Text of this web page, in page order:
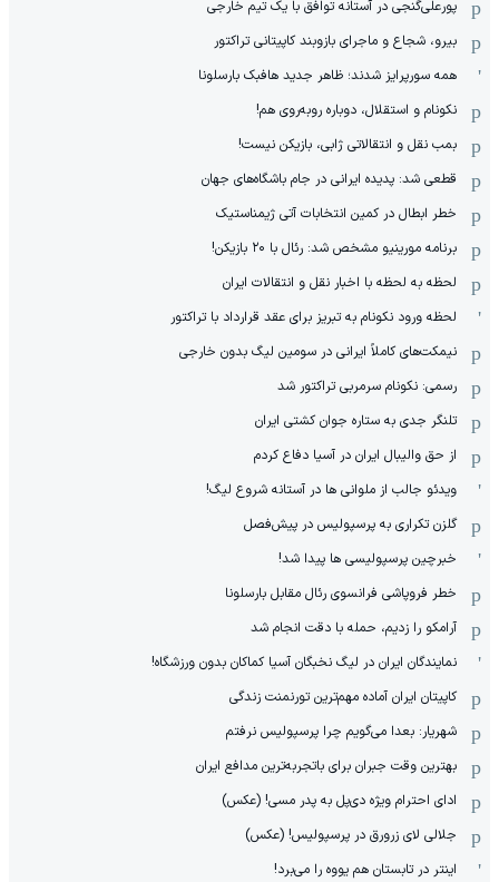
پورعلی‌گنجی در آستانه توافق با یک تیم خارجی
بیرو، شجاع و ماجرای بازوبند کاپیتانی تراکتور
همه سورپرایز شدند؛ ظاهر جدید هافبک بارسلونا
نکونام و استقلال، دوباره روبه‌روی هم!
بمب نقل و انتقالاتی ژابی، بازیکن نیست!
قطعی شد: پدیده ایرانی در جام باشگاه‌های جهان
خطر ابطال در کمین انتخابات آتی ژیمناستیک
برنامه مورینیو مشخص شد: رئال با ۲۰ بازیکن!
لحظه به لحظه با اخبار نقل و انتقالات ایران
لحظه ورود نکونام به تبریز برای عقد قرارداد با تراکتور
نیمکت‌های کاملاً ایرانی در سومین لیگ بدون خارجی
رسمی: نکونام سرمربی تراکتور شد
تلنگر جدی به ستاره جوان کشتی ایران
از حق والیبال ایران در آسیا دفاع کردم
ویدئو جالب از ملوانی ها در آستانه شروع لیگ!
گلزن تکراری به پرسپولیس در پیش‌فصل
خبرچین پرسپولیسی ها پیدا شد!
خطر فروپاشی فرانسوی رئال مقابل بارسلونا
آرامکو را زدیم، حمله با دقت انجام شد
نمایندگان ایران در لیگ نخبگان آسیا کماکان بدون ورزشگاه!
کاپیتان ایران آماده مهم‌ترین تورنمنت زندگی
شهریار: بعدا می‌گویم چرا پرسپولیس نرفتم
بهترین وقت جبران برای باتجربه‌ترین مدافع ایران
ادای احترام ویژه دی‌پل به پدر مسی! (عکس)
جلالی لای زرورق در پرسپولیس! (عکس)
اینتر در تابستان هم یووه را می‌برد!